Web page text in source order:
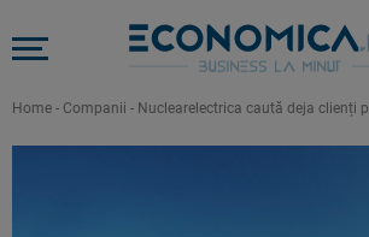
Home - Companii - Nuclearelectrica caută deja clienți